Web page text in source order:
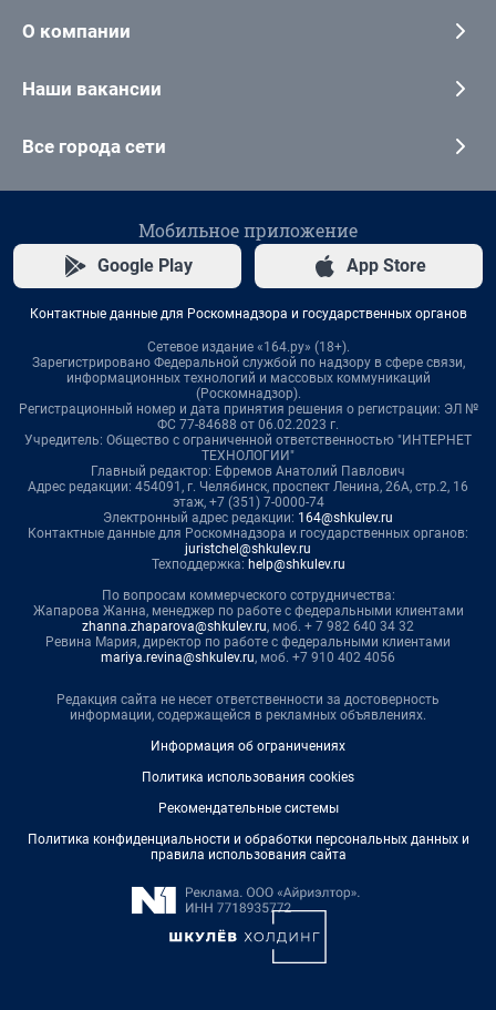
О компании
Наши вакансии
Все города сети
Мобильное приложение
Google Play App Store
Контактные данные для Роскомнадзора и государственных органов
Сетевое издание «164.ру» (18+).
Зарегистрировано Федеральной службой по надзору в сфере связи,
информационных технологий и массовых коммуникаций
(Роскомнадзор).
Регистрационный номер и дата принятия решения о регистрации: ЭЛ №
ФС 77-84688 от 06.02.2023 г.
Учредитель: Общество с ограниченной ответственностью "ИНТЕРНЕТ
ТЕХНОЛОГИИ"
Главный редактор: Ефремов Анатолий Павлович
Адрес редакции: 454091, г. Челябинск, проспект Ленина, 26А, стр.2, 16
этаж, +7 (351) 7-0000-74
Электронный адрес редакции: 164@shkulev.ru
Контактные данные для Роскомнадзора и государственных органов:
juristchel@shkulev.ru
Техподдержка: help@shkulev.ru
По вопросам коммерческого сотрудничества:
Жапарова Жанна, менеджер по работе с федеральными клиентами
zhanna.zhaparova@shkulev.ru, моб. + 7 982 640 34 32
Ревина Мария, директор по работе с федеральными клиентами
mariya.revina@shkulev.ru, моб. +7 910 402 4056
Редакция сайта не несет ответственности за достоверность
информации, содержащейся в рекламных объявлениях.
Информация об ограничениях
Политика использования cookies
Рекомендательные системы
Политика конфиденциальности и обработки персональных данных и
правила использования сайта